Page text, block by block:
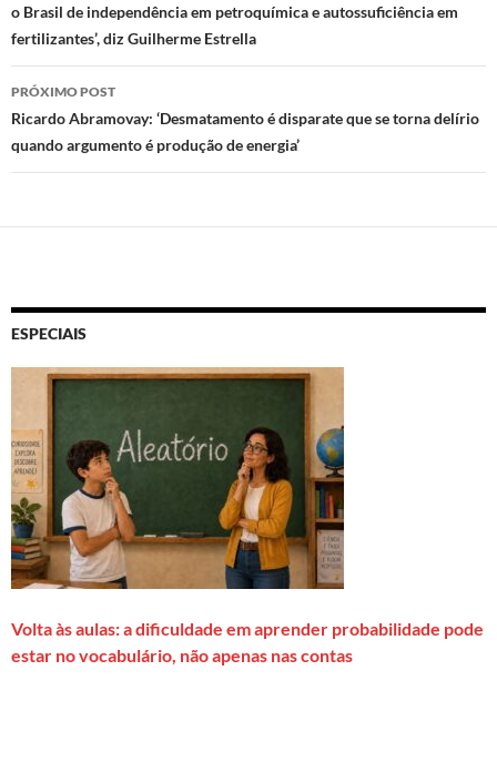
posts
o Brasil de independência em petroquímica e autossuficiência em
fertilizantes’, diz Guilherme Estrella
PRÓXIMO POST
Ricardo Abramovay: ‘Desmatamento é disparate que se torna delírio
quando argumento é produção de energia’
ESPECIAIS
Volta às aulas: a dificuldade em aprender probabilidade pode
estar no vocabulário, não apenas nas contas